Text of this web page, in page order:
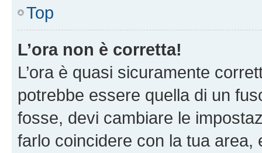
Top
L’ora non è corretta!
L’ora è quasi sicuramente
potrebbe essere quella di un
fosse, devi cambiare le
farlo coincidere con la tua area,